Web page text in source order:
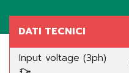
DATI TECNICI
Input voltage (3ph)